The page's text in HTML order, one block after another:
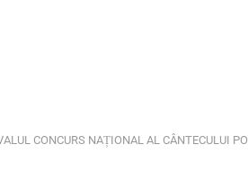
CONCURS NAȚIONAL AL CÂNTECULUI